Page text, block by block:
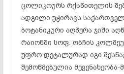
ცოლიკოურს რქაწითელის
ადგილი უჭირავს
ბოტანიკური აღწერა ჯიში
რაიონში სოფ. ობჩის
უფრო დეტალურად იგი
შემოწმებულია მევენახეობა-